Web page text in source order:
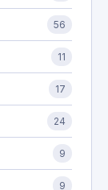
56
11
17
24
9
9